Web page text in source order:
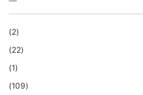
(2)
(22)
(1)
(109)